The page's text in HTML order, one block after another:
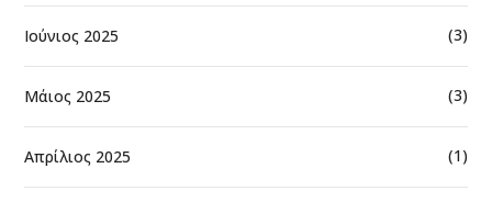
Ιούνιος 2025 (3)
Μάιος 2025 (3)
Απρίλιος 2025 (1)